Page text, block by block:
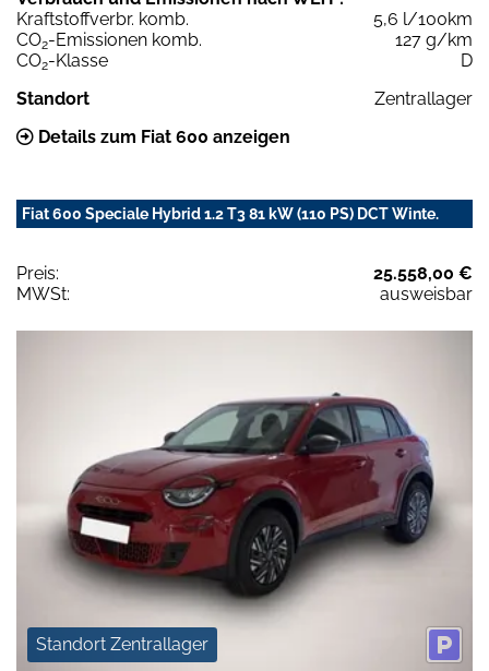
Kraftstoffverbr. komb.
5,6 l/100km
CO2-Emissionen komb.
127 g/km
CO2-Klasse
D
Standort
Zentrallager
Details zum Fiat 600 anzeigen
Fiat 600 Speciale Hybrid 1.2 T3 81 kW (110 PS) DCT Winte.
Preis:
25.558,00 €
MWSt:
ausweisbar
Standort Zentrallager